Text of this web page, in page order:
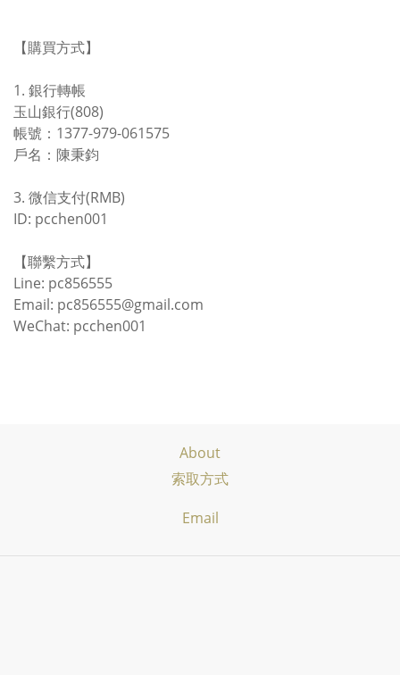
【購買方式】
1. 銀行轉帳
玉山銀行(808)
帳號：1377-979-061575
戶名：陳秉鈞
3. 微信支付(RMB)
ID: pcchen001
【聯繫方式】
Line: pc856555
Email: pc856555@gmail.com
WeChat: pcchen001
About
索取方式
Email